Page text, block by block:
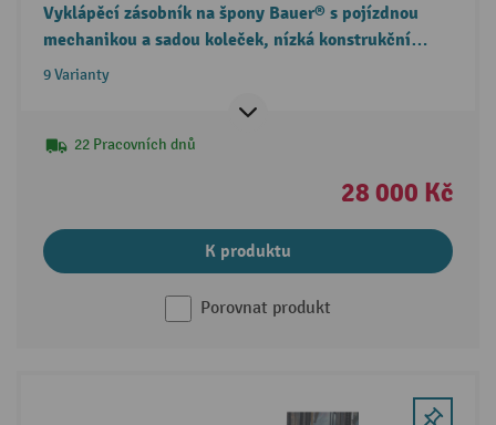
Vyklápěcí zásobník na špony Bauer® s pojízdnou
mechanikou a sadou koleček, nízká konstrukční
výška, s vidlicovými vjezdovými kapsami
9 Varianty
22 Pracovních dnů
28 000 Kč
K produktu
Porovnat produkt